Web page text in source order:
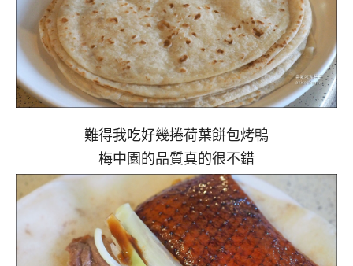
難得我吃好幾捲荷葉餅包烤鴨
梅中園的品質真的很不錯